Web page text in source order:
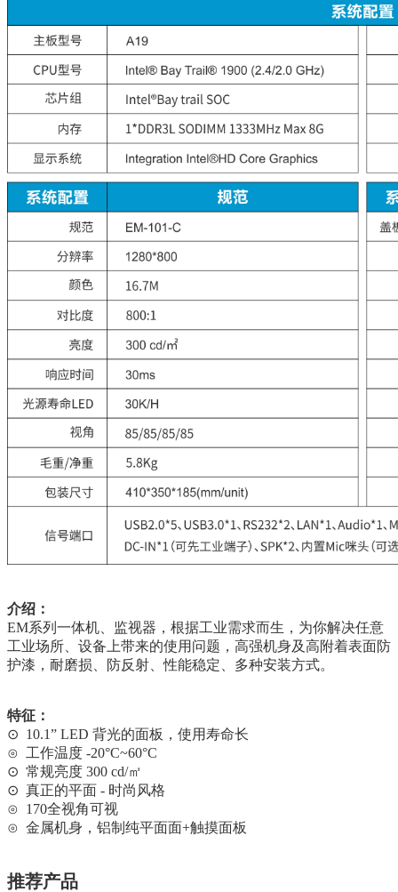
介绍：
EM系列一体机、监视器，根据工业需求而生，为你解决任意
工业场所、设备上带来的使用问题，高强机身及高附着表面防
护漆，耐磨损、防反射、性能稳定、多种安装方式。
特征：
⊙ 10.1” LED 背光的面板，使用寿命长
⊙ 工作温度 -20°C~60°C
⊙ 常规亮度 300 cd/㎡
⊙ 真正的平面 - 时尚风格
⊙ 170全视角可视
⊙ 金属机身，铝制纯平面面+触摸面板
推荐产品